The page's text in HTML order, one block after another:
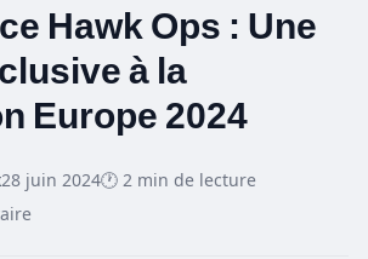
Hawk Ops : Une
à la
Europe 2024
28 juin 2024🕐 2 min de lecture